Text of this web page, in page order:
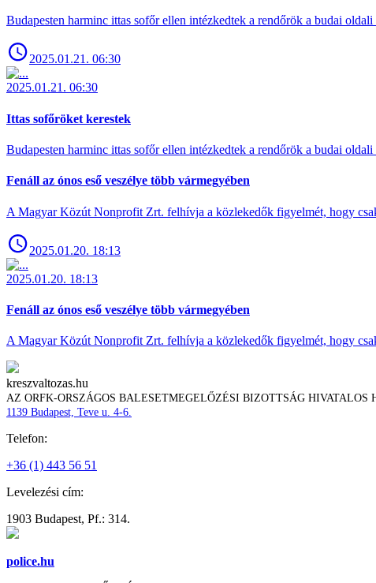
Budapesten harminc ittas sofőr ellen intézkedtek a rendőrök a budai
2025.01.21. 06:30
2025.01.21. 06:30
Ittas sofőröket kerestek
Budapesten harminc ittas sofőr ellen intézkedtek a rendőrök a budai
Fenáll az ónos eső veszélye több vármegyében
A Magyar Közút Nonprofit Zrt. felhívja a közlekedők figyelmét, hogy
2025.01.20. 18:13
2025.01.20. 18:13
Fenáll az ónos eső veszélye több vármegyében
A Magyar Közút Nonprofit Zrt. felhívja a közlekedők figyelmét, hogy
kreszvaltozas.hu
AZ ORFK-ORSZÁGOS BALESETMEGELŐZÉSI BIZOTTSÁG HIVATALOS
1139 Budapest, Teve u. 4-6.
Telefon:
+36 (1) 443 56 51
Levelezési cím:
1903 Budapest, Pf.: 314.
police.hu